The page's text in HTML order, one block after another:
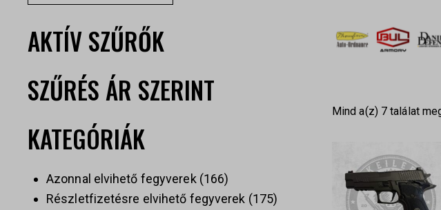
Mind a(z) 7 találat
AKTÍV SZŰRŐK
SZŰRÉS ÁR SZERINT
KATEGÓRIÁK
Azonnal elvihető fegyverek 166
Részletfizetésre elvihető fegyverek 175